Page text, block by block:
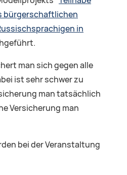
bürgerschaftlichen
in
man sich gegen alle
ist sehr schwer zu
man tatsächlich
Versicherung man
bei der Veranstaltung